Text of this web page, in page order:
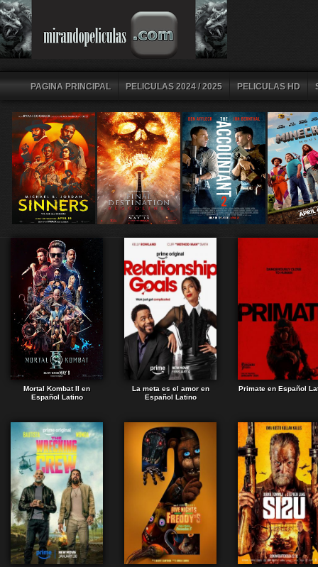
PAGINA PRINCIPAL PELICULAS 2024 / 2025 PELICULAS HD
Mortal Kombat II en
Español Latino
La meta es el amor en
Español Latino
Primate en Español